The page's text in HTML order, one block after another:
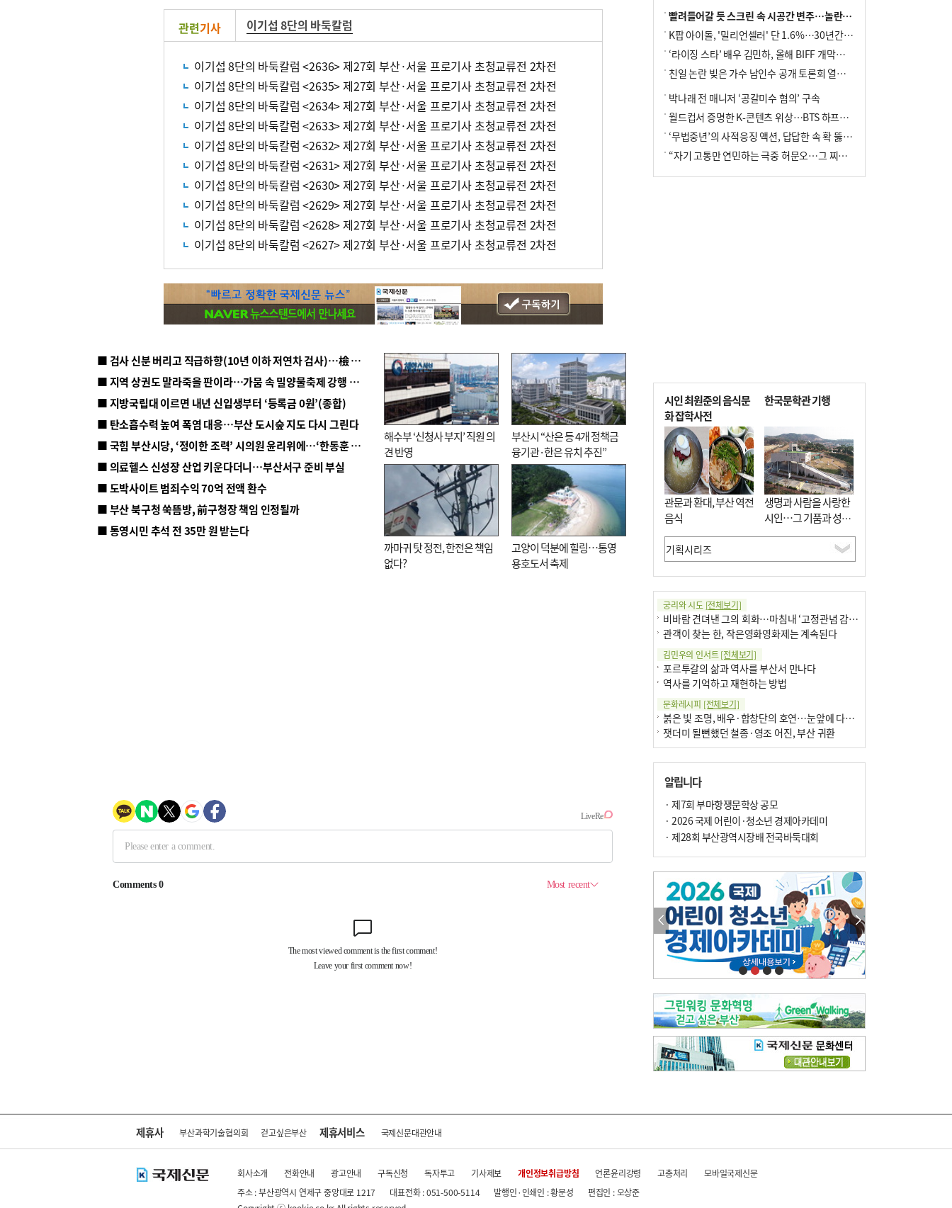
관련기사 이기섭 8단의 바둑칼럼
이기섭 8단의 바둑칼럼 <2636> 제27회 부산·서울 프로기사 초청교류전 2차전
이기섭 8단의 바둑칼럼 <2635> 제27회 부산·서울 프로기사 초청교류전 2차전
이기섭 8단의 바둑칼럼 <2634> 제27회 부산·서울 프로기사 초청교류전 2차전
이기섭 8단의 바둑칼럼 <2633> 제27회 부산·서울 프로기사 초청교류전 2차전
이기섭 8단의 바둑칼럼 <2632> 제27회 부산·서울 프로기사 초청교류전 2차전
이기섭 8단의 바둑칼럼 <2631> 제27회 부산·서울 프로기사 초청교류전 2차전
이기섭 8단의 바둑칼럼 <2630> 제27회 부산·서울 프로기사 초청교류전 2차전
이기섭 8단의 바둑칼럼 <2629> 제27회 부산·서울 프로기사 초청교류전 2차전
이기섭 8단의 바둑칼럼 <2628> 제27회 부산·서울 프로기사 초청교류전 2차전
이기섭 8단의 바둑칼럼 <2627> 제27회 부산·서울 프로기사 초청교류전 2차전
■ 검사 신분 버리고 직급하향(10년 이하 저연차 검사)…檢 중수청행 기피
■ 지역 상권도 말라죽을 판이라…가뭄 속 밀양물축제 강행 논란
■ 지방국립대 이르면 내년 신입생부터 ‘등록금 0원’(종합)
■ 탄소흡수력 높여 폭염 대응…부산 도시숲 지도 다시 그린다
■ 국힘 부산시당, ‘정이한 조력’ 시의원 윤리위에…‘한동훈 지지’도 신고접수
■ 의료헬스 신성장 산업 키운다더니…부산서구 준비 부실
■ 도박사이트 범죄수익 70억 전액 환수
■ 부산 북구청 쑥뜸방, 前구청장 책임 인정될까
■ 통영시민 추석 전 35만 원 받는다
해수부 ‘신청사 부지’ 직원 의
견 반영
부산시 “산은 등 4개 정책금
융기관·한은 유치 추진”
까마귀 탓 정전, 한전은 책임
없다?
고양이 덕분에 힐링…통영
용호도서 축제
빨려들어갈 듯 스크린 속 시공간 변주…놀란의 메시지는 ‘전쟁 속죄’
K팝 아이돌, '밀리언셀러' 단 1.6%…30년간 등장 1182개팀 전수조사
‘라이징 스타’ 배우 김민하, 올해 BIFF 개막식 사회자 확정
친일 논란 빚은 가수 남인수 공개 토론회 열린다.
박나래 전 매니저 ‘공갈미수 혐의’ 구속
월드컵서 증명한 K-콘텐츠 위상…BTS 하프타임쇼·정호연 트로피 세리머니
‘무법중년’의 사적응징 액션, 답답한 속 확 뚫어주네
“자기 고통만 연민하는 극중 허문오…그 찌질함까지 안아주고파”
시인 최원준의 음식문
화 잡학사전
관문과 환대, 부산 역전
음식
한국문학관 기행
생명과 사람을 사랑한
시인…그 기품과 성실
함이 보존된 장소
궁리와 시도 [전체보기]
비바람 견뎌낸 그의 회화…마침내 ‘고정관념 감옥’서 해방
관객이 찾는 한, 작은영화영화제는 계속된다
김민우의 인서트[전체보기]
포르투갈의 삶과 역사를 부산서 만나다
역사를 기억하고 재현하는 방법
문화레시피 [전체보기]
붉은 빛 조명, 배우·합창단의 호연…눈앞에 다가온 부산오페라하우스
잿더미 될뻔했던 철종·영조 어진, 부산 귀환
달구비·여우비…다양한 비 이름 外
6·25 세계에 알린 女 종군기자 外
박현주의 책 이야기[전체보기]
차세대 축구황제는? 월드컵 아는만큼 보여요
문재필-여름_저녁무렵의호수
이 한편의 시조[전체보기]
참선 /오기환
고향 /김진규
주말 영화 박스오피스[전체보기]
‘스파이더맨’ 개봉 5일 만에 300만 돌풍…박스오피스·예매율 동시 1위
‘호프’ 개봉 11일 만에 관객 300만…‘스파이더맨’ 예매율 68.8% 1위
오늘의 운세- [전체보기]
오늘의 운세- 2026년 8월 6일 (음 6월 24일)
오늘의 운세- 2026년 8월 5일 (음 6월 23일)
조해훈의 고전 속 이 문장 [전체보기]
입추 지났는데도 덥다며 신유안에게 보낸 박규수의 편지
알립니다
· 제7회 부마항쟁문학상 공모
· 2026 국제 어린이·청소년 경제아카데미
· 제28회 부산광역시장배 전국바둑대회
제휴사 부산과학기술협의회 걷고싶은부산 제휴서비스 국제신문대관안내
회사소개 전화안내 광고안내 구독신청 독자투고 기사제보 개인정보취급방침 언론윤리강령 고충처리
모바일국제신문
주소 : 부산광역시 연제구 중앙대로 1217
대표전화 : 051-500-5114 발행인·인쇄인 : 황문성
편집인 : 오상준